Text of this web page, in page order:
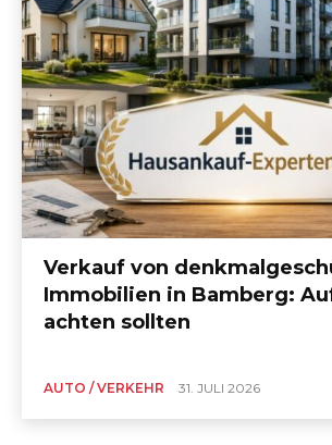
Verkauf von
Immobilien in Bamberg:
achten sollten
AUTO / VERKEHR 31. JULI 2026